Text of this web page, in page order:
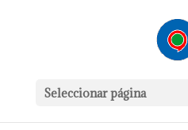
Seleccionar página